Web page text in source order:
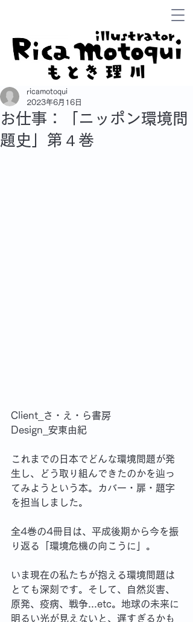
お仕事：「ニッポン環境問
題史」第４巻
ricamotoqui
2023年6月16日
Client_さ・え・ら書房
Design_安東由紀
これまでの日本でどんな環境問題が発
生し、どう取り組んできたのかを辿っ
てみようという本。カバー・扉・題字
を担当しました。
全4巻の4冊目は、平成後期から今を振
り返る「環境危機の向こうに」。
いま現在の私たちが抱える環境問題は
とても深刻です。そして、自然災害、
原発、疫病、戦争...etc。地球の未来に
明るい光が見えないと、遅すぎるかも